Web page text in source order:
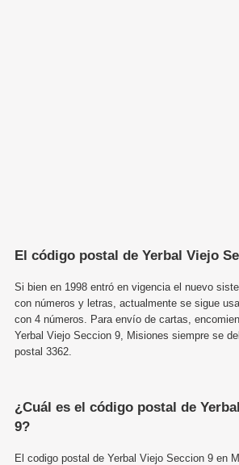
El código postal de Yerbal Viejo
Si bien en 1998 entró en vigencia el nuevo
con números y letras, actualmente se sigue
con 4 números. Para envío de cartas,
Yerbal Viejo Seccion 9, Misiones siempre se
postal 3362.
¿Cuál es el código postal de
9?
El codigo postal de Yerbal Viejo Seccion 9 en